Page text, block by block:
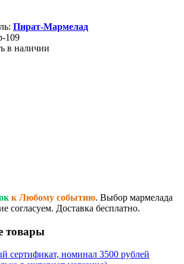
Пират-Мармелад
109
в наличии
к Любому событию. Выбор мармелада
согласуем. Доставка бесплатно.
товары